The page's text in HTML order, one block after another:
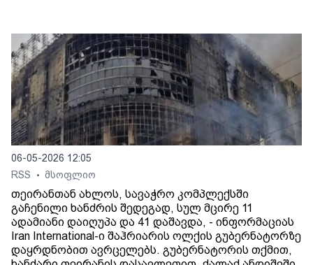
06-05-2026 12:05
RSS
• მსოფლიო
თეირანთან ახლოს, სავაჭრო კომპლექსში
გაჩენილი ხანძრის შედეგად, სულ მცირე 11
ადამიანი დაიღუპა და 41 დაშავდა, - ინფორმაციას
Iran International-ი შაჰრიარის ოლქის გუბერნატორზე
დაყრდნობით ავრცელებს. გუბერნატორის თქმით,